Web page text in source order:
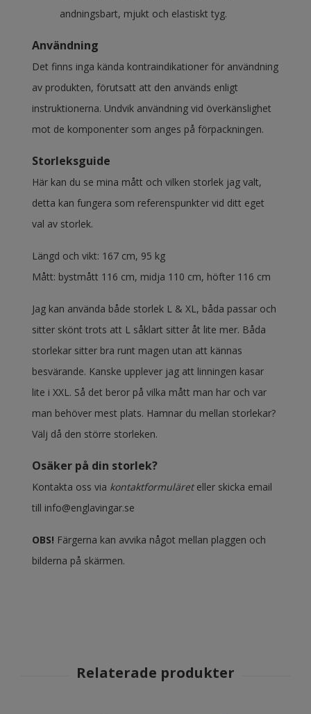
andningsbart, mjukt och elastiskt tyg.
Användning
Det finns inga kända kontraindikationer för användning
av produkten, förutsatt att den används enligt
instruktionerna. Undvik användning vid överkänslighet
mot de komponenter som anges på förpackningen.
Storleksguide
Här kan du se mina mått och vilken storlek jag valt,
detta kan fungera som referenspunkter vid ditt eget
val av storlek.
Längd och vikt: 167 cm, 95 kg
Mått: bystmått 116 cm, midja 110 cm, höfter 116 cm
Jag kan använda både storlek L & XL, båda passar och
sitter skönt trots att L såklart sitter åt lite mer. Båda
storlekar sitter bra runt magen utan att kännas
besvärande. Kanske upplever jag att linningen kasar
lite i XXL. Så det beror på vilka mått man har och var
man behöver mest plats. Hamnar du mellan storlekar?
Välj då den större storleken.
Osäker på din storlek?
Kontakta oss via kontaktformuläret eller skicka email
till info@englavingar.se
OBS! Färgerna kan avvika något mellan plaggen och
bilderna på skärmen.